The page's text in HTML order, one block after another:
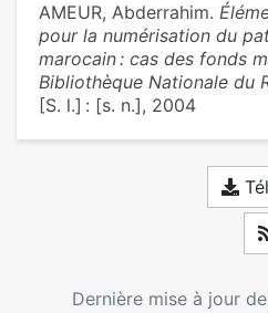
AMEUR, Abderrahim.
pour la numérisation du
marocain : cas des fonds
Bibliothèque Nationale du
[S. l.] : [s. n.], 2004
Dernière mise à jour